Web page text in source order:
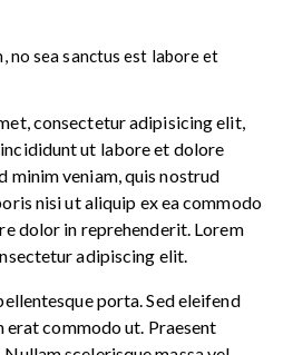
no sea sanctus est labore et
consectetur adipisicing elit,
ut labore et dolore
minim veniam, quis nostrud
nisi ut aliquip ex ea commodo
dolor in reprehenderit. Lorem
adipiscing elit.
porta. Sed eleifend
commodo ut. Praesent